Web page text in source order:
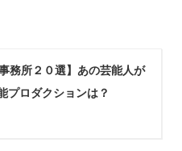
事務所２０選】あの芸能人が
プロダクションは？